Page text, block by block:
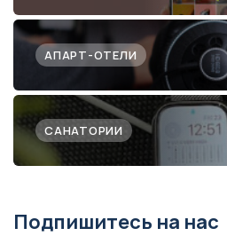
АПАРТ-ОТЕЛИ
САНАТОРИИ
Подпишитесь на нас